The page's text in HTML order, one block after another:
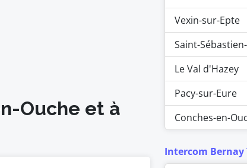
Ouche et à
Vexin-sur-Epte
Saint-
Le Val d'Hazey
Pacy-sur-Eure
Conches-en-
Intercom Bernay